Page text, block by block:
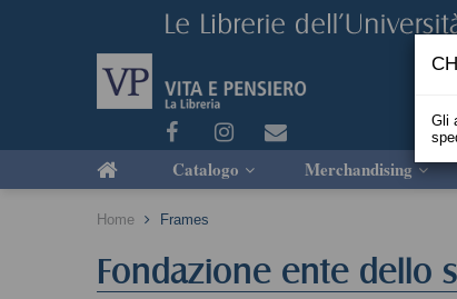
Catalogo Merchandising
Home Frames
Fondazione ente dello
Gli